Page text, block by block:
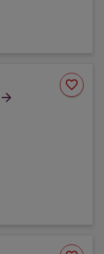
arrow_forward
favorite
Spara
som
Spara